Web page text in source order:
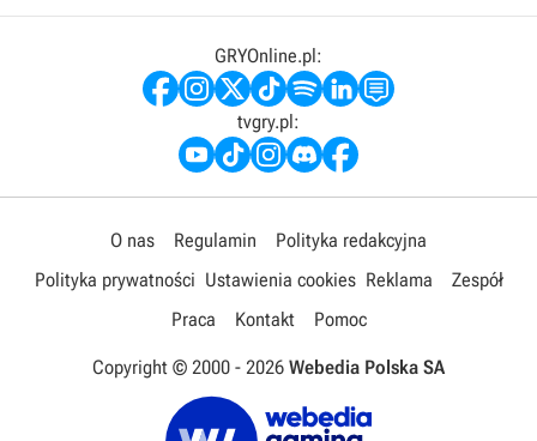
GRYOnline.pl:
tvgry.pl:
O nas Regulamin
Polityka redakcyjna
Polityka prywatności Ustawienia cookies Reklama
Zespół
Praca
Kontakt Pomoc
Copyright © 2000 - 2026 Webedia Polska SA